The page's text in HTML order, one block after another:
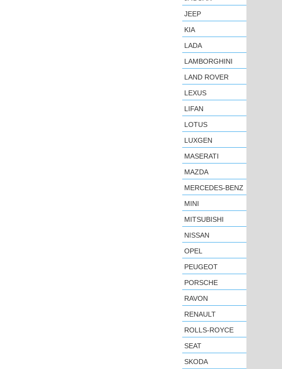
JEEP
KIA
LADA
LAMBORGHINI
LAND ROVER
LEXUS
LIFAN
LOTUS
LUXGEN
MASERATI
MAZDA
MERCEDES-BENZ
MINI
MITSUBISHI
NISSAN
OPEL
PEUGEOT
PORSCHE
RAVON
RENAULT
ROLLS-ROYCE
SEAT
SKODA